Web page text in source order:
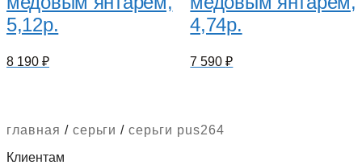
5,12р.
8 190 ₽
4,74р.
7 590₽
главная / серьги /серьги pus264
Клиентам